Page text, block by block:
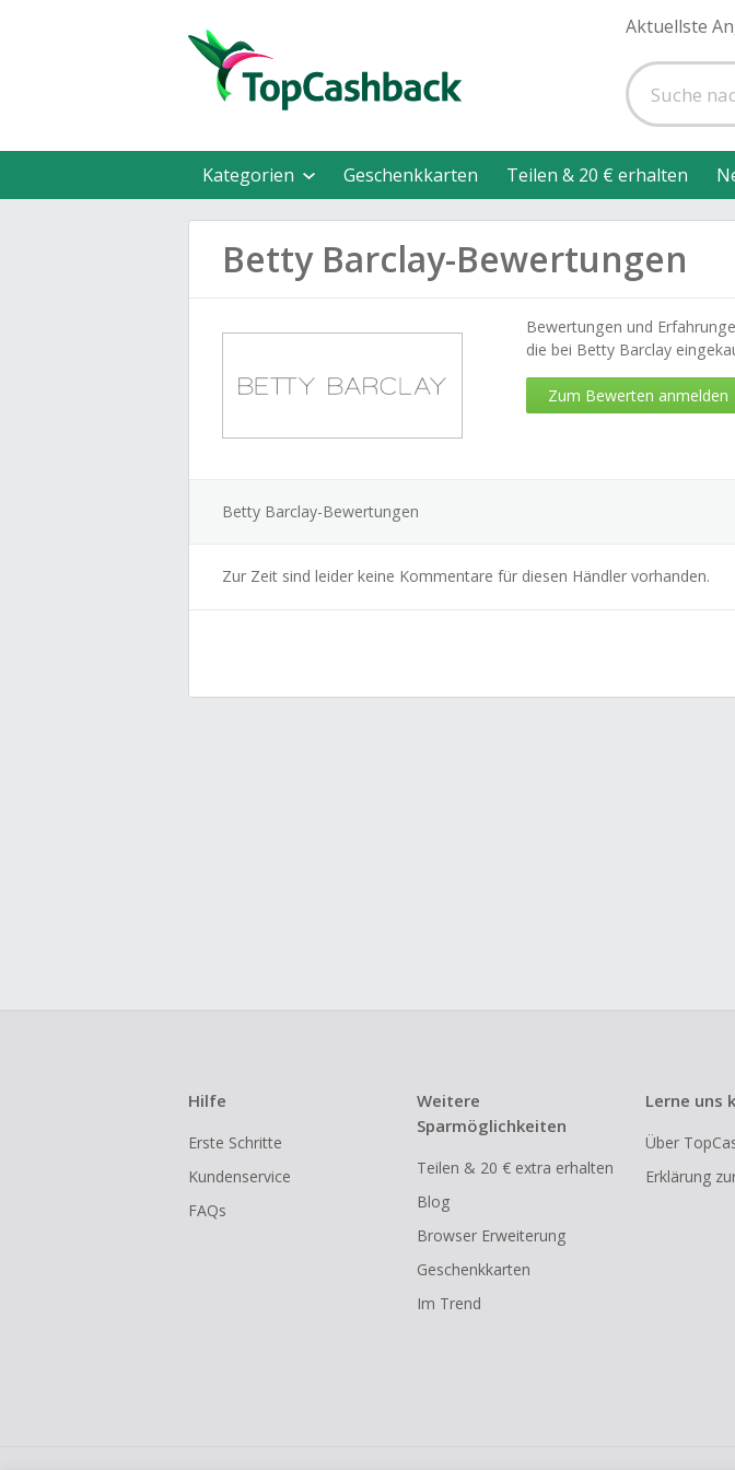
Aktuellste
Kategorien Geschenkkarten Teilen & 20 € erhalten
Betty Barclay-Bewertungen
Bewertungen und
die bei Betty Barclay
Zum Bewerten anmelden
Betty Barclay-Bewertungen
Zur Zeit sind leider keine Kommentare für diesen Händler vorhanden.
Hilfe
Erste Schritte
Kundenservice
FAQs
Weitere
Sparmöglichkeiten
Teilen & 20 € extra erhalten
Blog
Browser Erweiterung
Geschenkkarten
Im Trend
Lerne uns
Über
Erklärung